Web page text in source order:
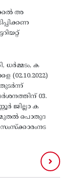
അ
ധര്‍മ്മടം, ക
03.
ജില്ലാ ക
മുതല്‍ പൊതുദ